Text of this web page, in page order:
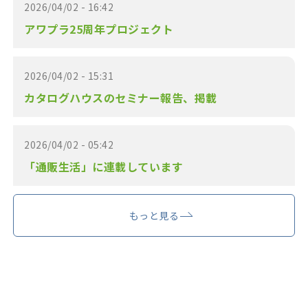
2026/04/02 - 16:42
アワプラ25周年プロジェクト
2026/04/02 - 15:31
カタログハウスのセミナー報告、掲載
2026/04/02 - 05:42
「通販生活」に連載しています
もっと見る